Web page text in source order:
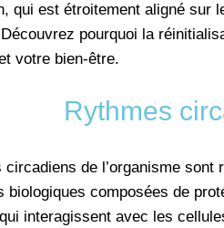
qui est étroitement aligné
Découvrez pourquoi la
votre bien-être.
Rythmes
circadiens de l’organisme sont
biologiques composées de
interagissent avec les